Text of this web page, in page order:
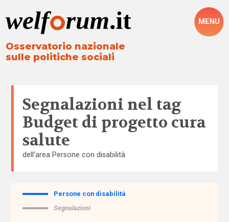
Osservatorio nazionale
sulle politiche sociali
MENU
Segnalazioni nel tag
Budget di progetto cura
salute
dell’area Persone con disabilità
Tutto
Persone con disabilità
Segnalazioni